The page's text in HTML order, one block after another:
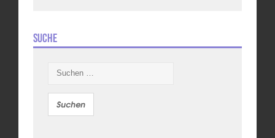
Suche
nach: